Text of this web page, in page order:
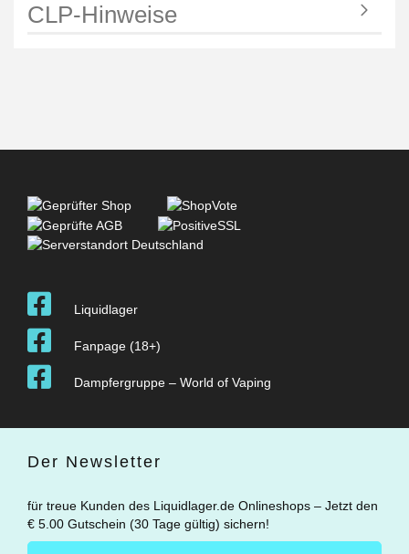
CLP-Hinweise
Liquidlager
Fanpage (18+)
Dampfergruppe – World of Vaping
Der Newsletter
für treue Kunden des Liquidlager.de Onlineshops – Jetzt den
€ 5.00 Gutschein (30 Tage gültig) sichern!